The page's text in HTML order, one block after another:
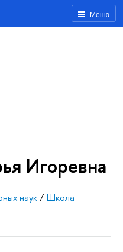
Меню
Игоревна
наук/Школа